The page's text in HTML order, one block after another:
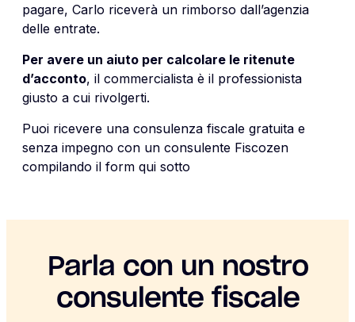
pagare, Carlo riceverà un rimborso dall’agenzia
delle entrate.
Per avere un aiuto per calcolare le ritenute
d’acconto, il commercialista è il professionista
giusto a cui rivolgerti.
Puoi ricevere una consulenza fiscale gratuita e
senza impegno con un consulente Fiscozen
compilando il form qui sotto
Parla con un nostro
consulente fiscale